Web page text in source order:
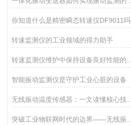
你知道什么是精密瞬态转速仪DF9011吗
转速监测仪的工业领域的得力助手
智能振动监测仪是守护工业心脏的设备